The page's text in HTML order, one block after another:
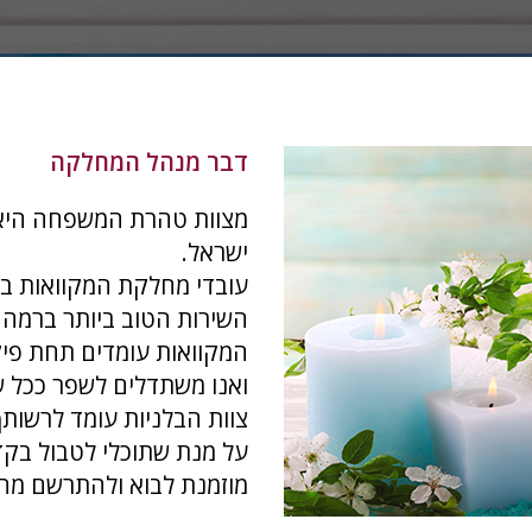
דבר מנהל המחלקה
מצוות טהרת המשפחה
ישראל.
עובדי מחלקת המקוואות
השירות הטוב ביותר
המקוואות עומדים תחת
ואנו משתדלים לשפר ככל
צוות הבלניות עומד
על מנת שתוכלי לטבול
מוזמנת לבוא ולהתרשם